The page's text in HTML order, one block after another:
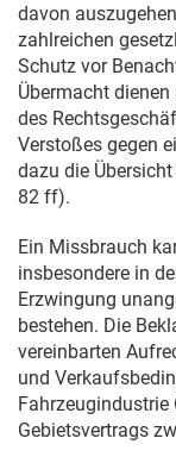
davon
zahlreichen
Schutz vor
Übermacht
des
Verstoßes gegen
dazu die Übersicht
82 ff).
Ein Missbrauch
insbesondere in
Erzwingung
bestehen. Die
vereinbarten
und
Fahrzeugindustrie
Gebietsvertrags